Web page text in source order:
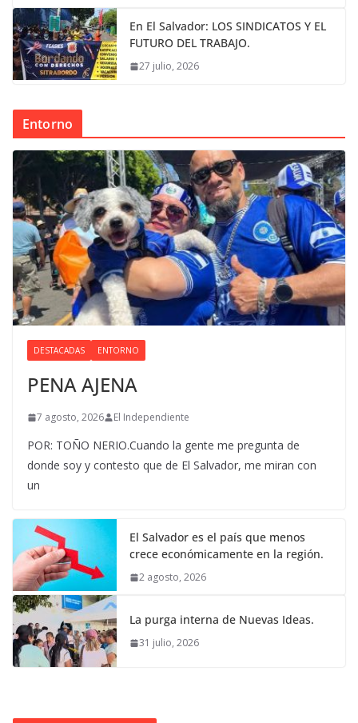
En El Salvador: LOS SINDICATOS Y EL
FUTURO DEL TRABAJO.
27 julio, 2026
Entorno
DESTACADAS ENTORNO
PENA AJENA
7 agosto, 2026 El Independiente
POR: TOÑO NERIO.Cuando la gente me pregunta de
donde soy y contesto que de El Salvador, me miran con
un
El Salvador es el país que menos
crece económicamente en la región.
2 agosto, 2026
La purga interna de Nuevas Ideas.
31 julio, 2026